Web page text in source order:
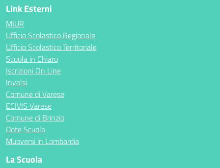
Link Esterni
MIUR
Ufficio Scolastico Regionale
Ufficio Scolastico Territoriale
Scuola in Chiaro
Iscrizioni On Line
Invalsi
Comune di Varese
ECIVIS Varese
Comune di Brinzio
Dote Scuola
Muoversi in Lombardia
La Scuola